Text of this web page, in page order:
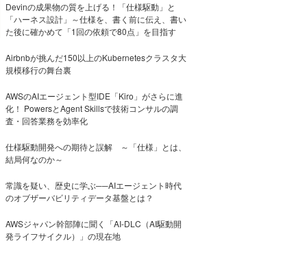
Devinの成果物の質を上げる！「仕様駆動」と
「ハーネス設計」～仕様を、書く前に伝え、書い
た後に確かめて「1回の依頼で80点」を目指す
Airbnbが挑んだ150以上のKubernetesクラスタ大
規模移行の舞台裏
AWSのAIエージェント型IDE「Kiro」がさらに進
化！ PowersとAgent Skillsで技術コンサルの調
査・回答業務を効率化
仕様駆動開発への期待と誤解 ～「仕様」とは、
結局何なのか～
常識を疑い、歴史に学ぶ──AIエージェント時代
のオブザーバビリティデータ基盤とは？
AWSジャパン幹部陣に聞く「AI-DLC（AI駆動開
発ライフサイクル）」の現在地